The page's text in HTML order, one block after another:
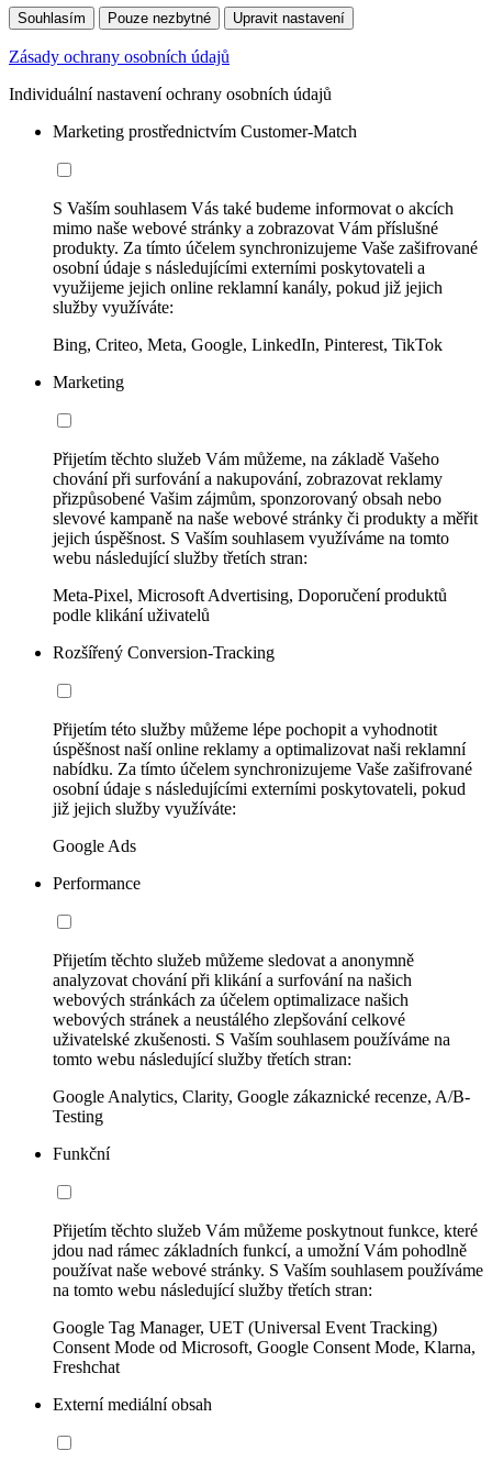
Souhlasím Pouze nezbytné Upravit nastavení
Zásady ochrany osobních údajů
Individuální nastavení ochrany osobních údajů
Marketing prostřednictvím Customer-Match
S Vaším souhlasem Vás také budeme informovat o akcích
mimo naše webové stránky a zobrazovat Vám příslušné
produkty. Za tímto účelem synchronizujeme Vaše zašifrované
osobní údaje s následujícími externími poskytovateli a
využijeme jejich online reklamní kanály, pokud již jejich
služby využíváte:
Bing, Criteo, Meta, Google, LinkedIn, Pinterest, TikTok
Marketing
Přijetím těchto služeb Vám můžeme, na základě Vašeho
chování při surfování a nakupování, zobrazovat reklamy
přizpůsobené Vašim zájmům, sponzorovaný obsah nebo
slevové kampaně na naše webové stránky či produkty a měřit
jejich úspěšnost. S Vaším souhlasem využíváme na tomto
webu následující služby třetích stran:
Meta-Pixel, Microsoft Advertising, Doporučení produktů
podle klikání uživatelů
Rozšířený Conversion-Tracking
Přijetím této služby můžeme lépe pochopit a vyhodnotit
úspěšnost naší online reklamy a optimalizovat naši reklamní
nabídku. Za tímto účelem synchronizujeme Vaše zašifrované
osobní údaje s následujícími externími poskytovateli, pokud
již jejich služby využíváte:
Google Ads
Performance
Přijetím těchto služeb můžeme sledovat a anonymně
analyzovat chování při klikání a surfování na našich
webových stránkách za účelem optimalizace našich
webových stránek a neustálého zlepšování celkové
uživatelské zkušenosti. S Vaším souhlasem používáme na
tomto webu následující služby třetích stran:
Google Analytics, Clarity, Google zákaznické recenze, A/B-
Testing
Funkční
Přijetím těchto služeb Vám můžeme poskytnout funkce, které
jdou nad rámec základních funkcí, a umožní Vám pohodlně
používat naše webové stránky. S Vaším souhlasem používáme
na tomto webu následující služby třetích stran:
Google Tag Manager, UET (Universal Event Tracking)
Consent Mode od Microsoft, Google Consent Mode, Klarna,
Freshchat
Externí mediální obsah